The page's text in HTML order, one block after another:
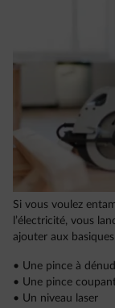
Si vous voulez
l’électricité, vous
ajouter aux
• Une pince à
• Une pince
• Un niveau laser